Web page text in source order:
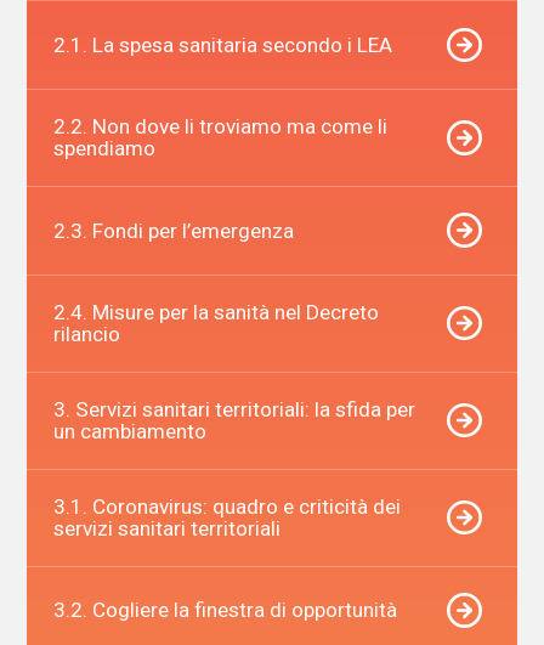
2.1. La spesa sanitaria secondo i LEA
2.2. Non dove li troviamo ma come li
spendiamo
2.3. Fondi per l’emergenza
2.4. Misure per la sanità nel Decreto
rilancio
3. Servizi sanitari territoriali: la sfida per
un cambiamento
3.1. Coronavirus: quadro e criticità dei
servizi sanitari territoriali
3.2. Cogliere la finestra di opportunità